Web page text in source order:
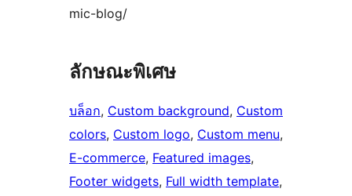
mic-blog/
ลักษณะพิเศษ
บล็อก, Custom background, Custom
colors, Custom logo, Custom menu
E-commerce, Featured images
Footer widgets, Full width template